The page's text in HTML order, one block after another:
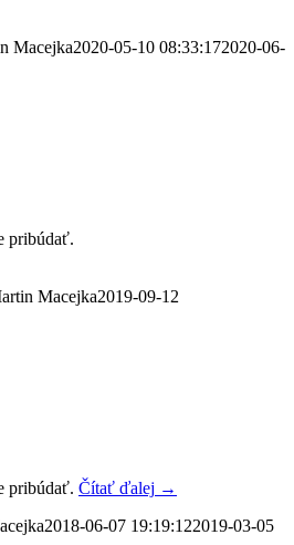
Macejka2020-05-10 08:33:172020-06-
pribúdať.
Macejka2019-09-12
pribúdať. Čítať ďalej →
2018-06-07 19:19:122019-03-05